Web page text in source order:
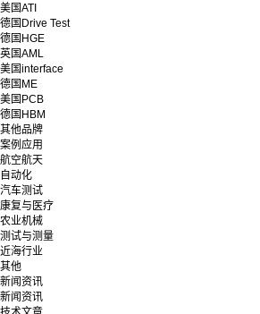
美国ATI
德国Drive Test
德国HGE
英国AML
美国interface
德国ME
美国PCB
德国HBM
其他品牌
案例应用
航空航天
自动化
汽车测试
康复与医疗
农业机械
测试与测量
近海行业
其他
新闻资讯
新闻资讯